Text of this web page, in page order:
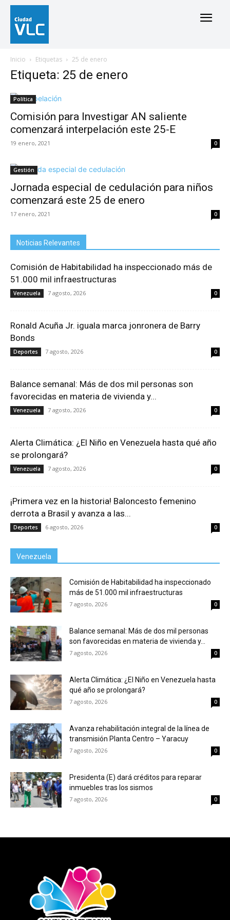
Inicio Etiquetas 25 de enero
Etiqueta: 25 de enero
Política
Comisión para Investigar AN saliente
comenzará interpelación este 25-E
19 enero, 2021 0
Gestión
Jornada especial de cedulación para niños
comenzará este 25 de enero
17 enero, 2021 0
Noticias Relevantes
Comisión de Habitabilidad ha inspeccionado más de
51.000 mil infraestructuras
Venezuela 7 agosto, 2026 0
Ronald Acuña Jr. iguala marca jonronera de Barry
Bonds
Deportes 7 agosto, 2026 0
Balance semanal: Más de dos mil personas son
favorecidas en materia de vivienda y...
Venezuela 7 agosto, 2026 0
Alerta Climática: ¿El Niño en Venezuela hasta qué año
se prolongará?
Venezuela 7 agosto, 2026 0
¡Primera vez en la historia! Baloncesto femenino
derrota a Brasil y avanza a las...
Deportes 6 agosto, 2026 0
Venezuela
Comisión de Habitabilidad ha inspeccionado
más de 51.000 mil infraestructuras
7 agosto, 2026 0
Balance semanal: Más de dos mil personas
son favorecidas en materia de vivienda y...
7 agosto, 2026 0
Alerta Climática: ¿El Niño en Venezuela hasta
qué año se prolongará?
7 agosto, 2026 0
Avanza rehabilitación integral de la línea de
transmisión Planta Centro – Yaracuy
7 agosto, 2026 0
Presidenta (E) dará créditos para reparar
inmuebles tras los sismos
7 agosto, 2026 0